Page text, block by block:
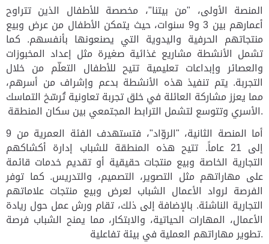
المنصة الأولى، "من بيتنا"، مخصصة للأطفال الذين تتراوح
أعمارهم بين 3 و9 سنوات، حيث يتمكن الأطفال من عرض وبيع
منتجاتهم الحرفية واليدوية التي يصنعونها بأنفسهم. كما
تشمل الأنشطة مشاريع غذائية صغيرة مثل إعداد المخبوزات
والعصائر وإبداعات تعليمية تتيح للأطفال التعلّم من خلال
التجربة. يتم تنفيذ هذه الأنشطة بدعم وإشراف من أسرهم،
مما يعزز مشاركة العائلة في خلق تجربة تعاونية تُرسّخ التماسك
الأسري وتتوسع لتشمل الترابط المجتمعي بين سكان المنطقة.
أما المنصة الثانية، "الروّاد"، فتستهدف الفئة العمرية من 9
إلى 21 عاماً. تتيح هذه المنطقة للشباب إدارة أكشاكهم
التجارية الخاصة وبيع منتجات حقيقية أو تقديم خدمات قائمة
على مهاراتهم مثل التصوير، التصميم، والتدريس. كما توفر
الفرصة لرواد الأعمال الشباب لعرض وبيع منتجات علاماتهم
التجارية الناشئة. بالإضافة إلى ذلك، تقام ورش عمل حول ريادة
الأعمال، المهارات الحياتية، والابتكار، مما يمنح الشباب فرصة
تطوير مهاراتهم العملية في بيئة تفاعلية.